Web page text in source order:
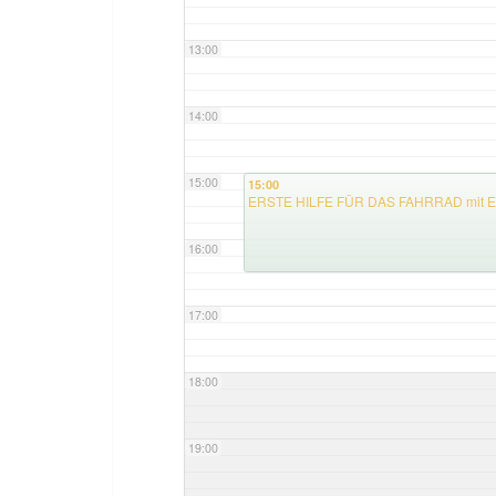
13:00
14:00
15:00
16:00
17:00
18:00
19:00
15:00
ERSTE HILFE FÜR DAS FAHRRAD mit